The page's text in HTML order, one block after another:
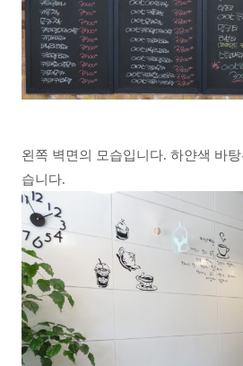
왼쪽 벽면의 모습입니다. 하얀색 바
습니다.